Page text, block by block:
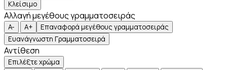
Κλείσιμο
Αλλαγή μεγέθους γραμματοσειράς
A- A+
Επαναφορά μεγέθους γραμματοσειράς
Ευανάγνωστη Γραμματοσειρά
Αντίθεση
Επιλέξτε χρώμα